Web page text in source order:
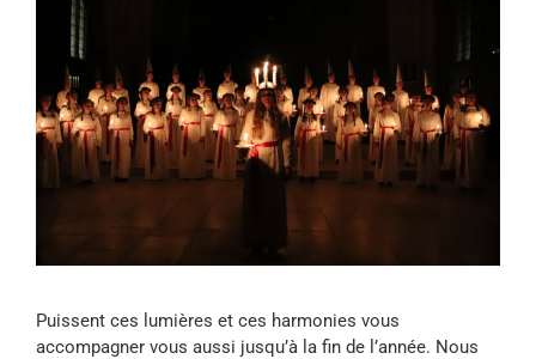
Puissent ces lumières et ces harmonies vous
accompagner vous aussi jusqu’à la fin de l’année. Nous